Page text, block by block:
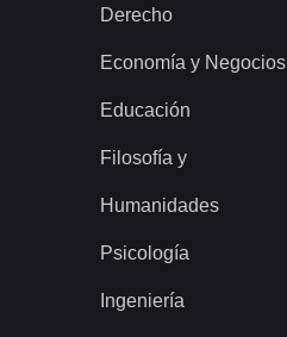
Derecho
Economía y Negocios
Educación
Filosofía y
Humanidades
Psicología
Ingeniería